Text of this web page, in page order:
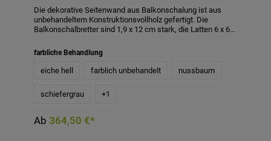
Die dekorative Seitenwand aus Balkonschalung ist aus
unbehandeltem Konstruktionsvollholz gefertigt. Die
Balkonschalbretter sind 1,9 x 12 cm stark, die Latten 6 x 6
Aufschraubstütze für den zusätzlichen Pfosten ist im
Lieferumfang enthalten. Die Höhe der Seitenwand beträgt
96 cm. Die Balkonschalung besteht aus einer Lage lose
einer Tiefe von 339 cm und 350 cm. Die Seitenwand ist
nussbaum und eiche hell gegen Aufpreis erhältlich. Die
farblich behandelten Teile des Bausatzes sind mit
farbliche Behandlung
eiche hell farblich unbehandelt nussbaum
schiefergrau +1
Ab 364,50 €*